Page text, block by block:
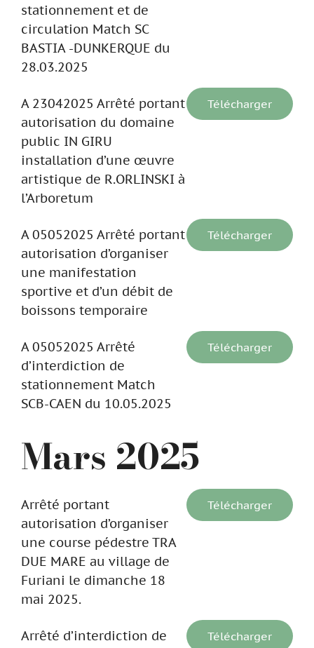
stationnement et de
circulation Match SC
BASTIA -DUNKERQUE du
28.03.2025
A 23042025 Arrêté portant
autorisation du domaine
public IN GIRU
installation d’une œuvre
artistique de R.ORLINSKI à
l’Arboretum
Télécharger
A 05052025 Arrêté portant
autorisation d’organiser
une manifestation
sportive et d’un débit de
boissons temporaire
Télécharger
A 05052025 Arrêté
d’interdiction de
stationnement Match
SCB-CAEN du 10.05.2025
Télécharger
Mars 2025
Arrêté portant
autorisation d’organiser
une course pédestre TRA
DUE MARE au village de
Furiani le dimanche 18
mai 2025.
Télécharger
Arrêté d’interdiction de
Télécharger